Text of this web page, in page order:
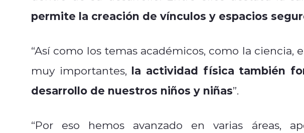
permite la creación de vínculos y espacios
“Así como los temas académicos, como la ciencia,
muy importantes, la actividad física también
desarrollo de nuestros niños y niñas”.
“Por eso hemos avanzado en varias áreas,